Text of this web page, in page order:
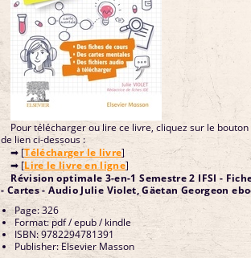
Pour télécharger ou lire ce livre, cliquez sur le bouton
de lien ci-dessous :
➡ [Télécharger le livre]
➡ [Lire le livre en ligne]
Révision optimale 3-en-1 Semestre 2 IFSI - Fiches
- Cartes - Audio Julie Violet, Gäetan Georgeon
Page: 326
Format: pdf / epub / kindle
ISBN: 9782294781391
Publisher: Elsevier Masson